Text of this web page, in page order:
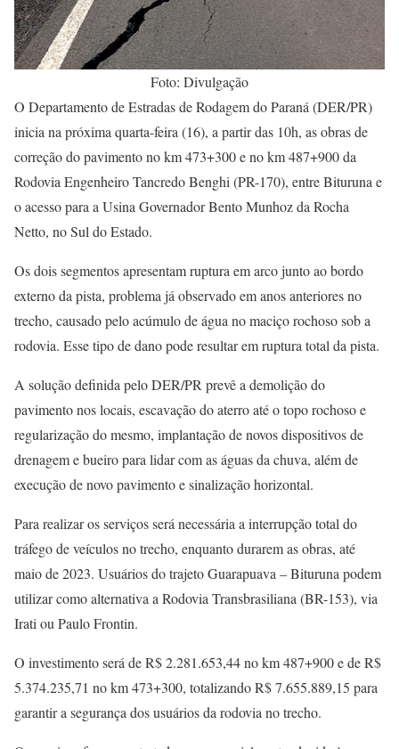
Foto: Divulgação
O Departamento de Estradas de Rodagem do Paraná (DER/PR)
inicia na próxima quarta-feira (16), a partir das 10h, as obras de
correção do pavimento no km 473+300 e no km 487+900 da
Rodovia Engenheiro Tancredo Benghi (PR-170), entre Bituruna e
o acesso para a Usina Governador Bento Munhoz da Rocha
Netto, no Sul do Estado.
Os dois segmentos apresentam ruptura em arco junto ao bordo
externo da pista, problema já observado em anos anteriores no
trecho, causado pelo acúmulo de água no maciço rochoso sob a
rodovia. Esse tipo de dano pode resultar em ruptura total da pista.
A solução definida pelo DER/PR prevê a demolição do
pavimento nos locais, escavação do aterro até o topo rochoso e
regularização do mesmo, implantação de novos dispositivos de
drenagem e bueiro para lidar com as águas da chuva, além de
execução de novo pavimento e sinalização horizontal.
Para realizar os serviços será necessária a interrupção total do
tráfego de veículos no trecho, enquanto durarem as obras, até
maio de 2023. Usuários do trajeto Guarapuava – Bituruna podem
utilizar como alternativa a Rodovia Transbrasiliana (BR-153), via
Irati ou Paulo Frontin.
O investimento será de R$ 2.281.653,44 no km 487+900 e de R$
5.374.235,71 no km 473+300, totalizando R$ 7.655.889,15 para
garantir a segurança dos usuários da rodovia no trecho.